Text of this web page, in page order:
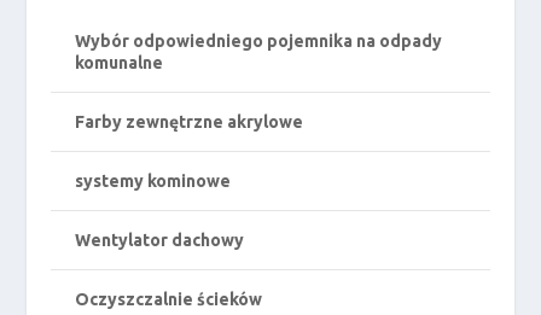
Wybór odpowiedniego pojemnika na odpady
komunalne
Farby zewnętrzne akrylowe
systemy kominowe
Wentylator dachowy
Oczyszczalnie ścieków